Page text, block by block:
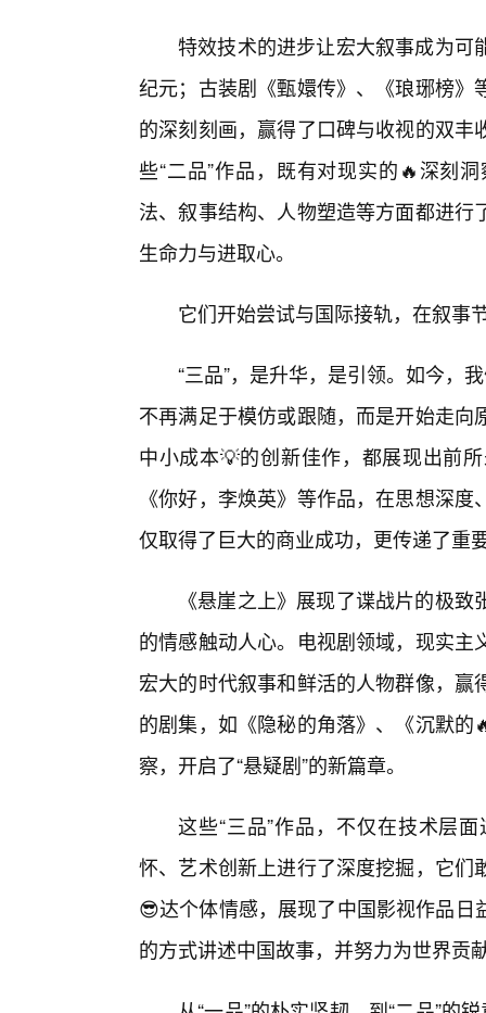
特效技术的进步让宏大叙事成为可
纪元；古装剧《甄嬛传》、《琅琊榜
的深刻刻画，赢得了口碑与收视的双
些“二品”作品，既有对现实的🔥深刻
法、叙事结构、人物塑造等方面都进
生命力与进取心。
它们开始尝试与国际接轨，在叙事
“三品”，是升华，是引领。如今，
不再满足于模仿或跟随，而是开始走
中小成本💡的创新佳作，都展现出前
《你好，李焕英》等作品，在思想深
仅取得了巨大的商业成功，更传递了重
《悬崖之上》展现了谍战片的极
的情感触动人心。电视剧领域，现实
宏大的时代叙事和鲜活的人物群像，
的剧集，如《隐秘的角落》、《沉默
察，开启了“悬疑剧”的新篇章。
这些“三品”作品，不仅在技术层
怀、艺术创新上进行了深度挖掘，它
😎达个体情感，展现了中国影视作品
的方式讲述中国故事，并努力为世界贡